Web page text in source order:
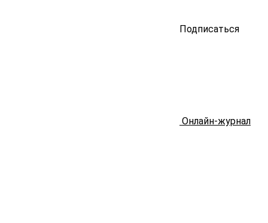
Подписаться
Онлайн-журнал